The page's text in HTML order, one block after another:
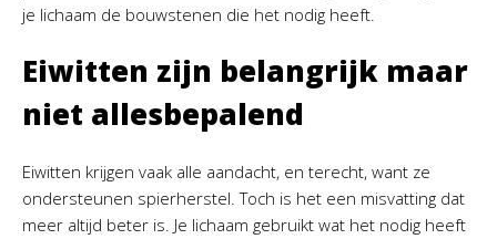
je lichaam de bouwstenen die het nodig heeft.
Eiwitten zijn belangrijk maar
niet allesbepalend
Eiwitten krijgen vaak alle aandacht, en terecht, want ze
ondersteunen spierherstel. Toch is het een misvatting dat
meer altijd beter is. Je lichaam gebruikt wat het nodig heeft